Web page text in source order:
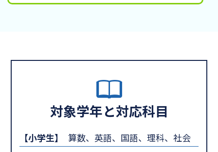
対象学年と対応科目
【小学生】
算数、英語、国語、理科、社会